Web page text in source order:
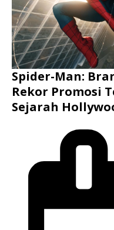
Spider-Man:
Rekor Promosi
Sejarah